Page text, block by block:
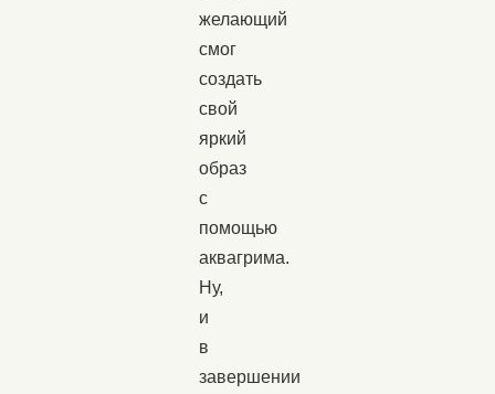
желающий
смог
создать
свой
яркий
образ
с
помощью
аквагрима.
Ну,
и
в
завершении